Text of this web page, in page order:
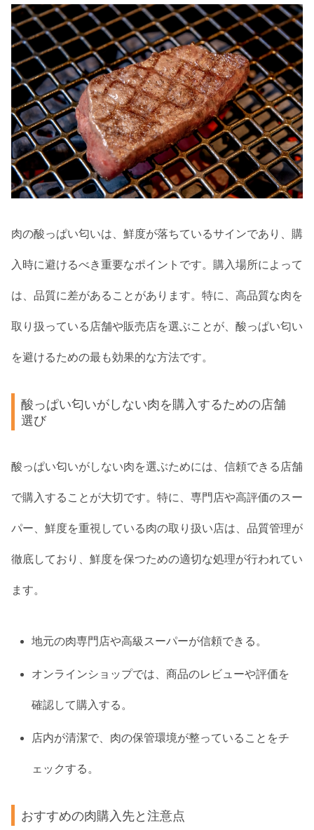
肉の酸っぱい匂いは、鮮度が落ちているサインであり、購
入時に避けるべき重要なポイントです。購入場所によって
は、品質に差があることがあります。特に、高品質な肉を
取り扱っている店舗や販売店を選ぶことが、酸っぱい匂い
を避けるための最も効果的な方法です。
酸っぱい匂いがしない肉を購入するための店舗
選び
酸っぱい匂いがしない肉を選ぶためには、信頼できる店舗
で購入することが大切です。特に、専門店や高評価のスー
パー、鮮度を重視している肉の取り扱い店は、品質管理が
徹底しており、鮮度を保つための適切な処理が行われてい
ます。
地元の肉専門店や高級スーパーが信頼できる。
オンラインショップでは、商品のレビューや評価を
確認して購入する。
店内が清潔で、肉の保管環境が整っていることをチ
ェックする。
おすすめの肉購入先と注意点